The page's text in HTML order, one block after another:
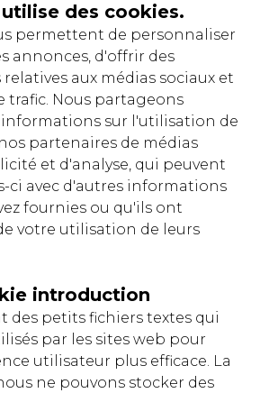
des cookies.
permettent de personnaliser
annonces, d'offrir des
aux médias sociaux et
trafic. Nous partageons
sur l'utilisation de
partenaires de médias
et d'analyse, qui peuvent
ci avec d'autres informations
fournies ou qu'ils ont
votre utilisation de leurs
introduction
des petits fichiers textes qui
par les sites web pour
utilisateur plus efficace. La
ne pouvons stocker des